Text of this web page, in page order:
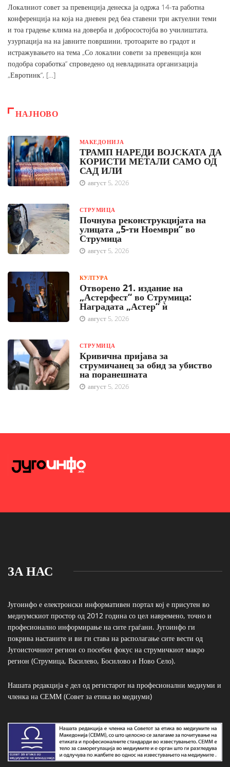
Локалниот совет за превенција денеска ја одржа 14-та работна
конференција на која на дневен ред беа ставени три актуелни теми
и тоа градење клима на доверба и добросостојба во училиштата,
узурпација на на јавните површини, тротоарите во градот и
истражувањето на тема „Со локални совети за превенција кон
подобра соработка“ спроведено од невладината организација
„Евротинк“, […]
НАЈНОВО
МАКЕДОНИЈА
ТРАМП НАРЕДИ ВОЈСКАТА ДА
КОРИСТИ МЕТАЛИ САМО ОД
САД ИЛИ
август 5, 2026
СТРУМИЦА
Почнува реконструкцијата на
улицата „5-ти Ноември“ во
Струмица
август 5, 2026
КУЛТУРА
Отворено 21. издание на
„Астерфест“ во Струмица:
Наградата „Астер“ ѝ
август 5, 2026
СТРУМИЦА
Кривична пријава за
струмичанец за обид за убиство
на поранешната
август 5, 2026
ЗА НАС
Југоинфо е електронски информативен портал кој е присутен во
медиумскиот простор од 2012 година со цел навремено, точно и
професионално информирање на сите граѓани. Југоинфо ги
покрива настаните и ви ги става на располагање сите вести од
Југоисточниот регион со посебен фокус на струмичкиот макро
регион (Струмица, Василево, Босилово и Ново Село).
Нашата редакција е дел од регистарот на професионални медиуми и
членка на СЕММ (Совет за етика во медиуми)